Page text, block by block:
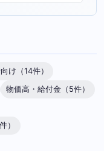
け（14件）
物価高・給付金（5件）
）